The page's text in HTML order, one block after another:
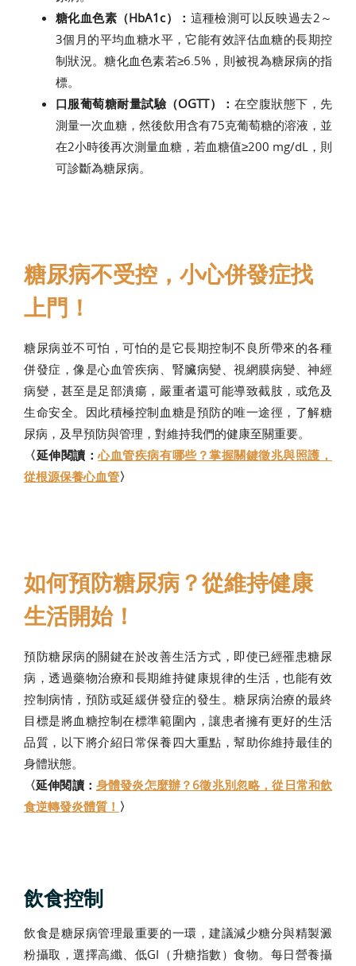
糖化血色素（HbA1c）： 這種檢測可以反映過去2～
3個月的平均血糖水平，它能有效評估血糖的長期控
制狀況。糖化血色素若≥6.5%，則被視為糖尿病的指
標。
口服葡萄糖耐量試驗（OGTT）： 在空腹狀態下，先
測量一次血糖，然後飲用含有75克葡萄糖的溶液，並
在2小時後再次測量血糖，若血糖值≥200 mg/dL，則
可診斷為糖尿病。
糖尿病不受控，小心併發症找
上門！
糖尿病並不可怕，可怕的是它長期控制不良所帶來的各種
併發症，像是心血管疾病、腎臟病變、視網膜病變、神經
病變，甚至是足部潰瘍，嚴重者還可能導致截肢，或危及
生命安全。因此積極控制血糖是預防的唯一途徑，了解糖
尿病，及早預防與管理，對維持我們的健康至關重要。
〈延伸閱讀：心血管疾病有哪些？掌握關鍵徵兆與照護，
從根源保養心血管〉
如何預防糖尿病？從維持健康
生活開始！
預防糖尿病的關鍵在於改善生活方式，即使已經罹患糖尿
病，透過藥物治療和長期維持健康規律的生活，也能有效
控制病情，預防或延緩併發症的發生。糖尿病治療的最終
目標是將血糖控制在標準範圍內，讓患者擁有更好的生活
品質，以下將介紹日常保養四大重點，幫助你維持最佳的
身體狀態。
〈延伸閱讀： 身體發炎怎麼辦？6徵兆別忽略，從日常和飲
食逆轉發炎體質！ 〉
飲食控制
飲食是糖尿病管理最重要的一環，建議減少糖分與精製澱
粉攝取，選擇高纖、低GI（升糖指數）食物。每日營養攝